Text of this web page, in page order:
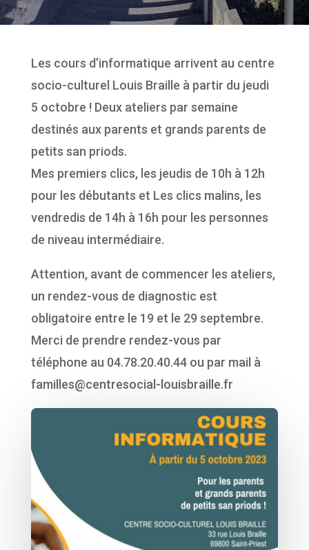
Les cours d’informatique arrivent au centre
socio-culturel Louis Braille à partir du jeudi
5 octobre ! Deux ateliers par semaine
destinés aux parents et grands parents de
petits san priods.
Mes premiers clics, les jeudis de 10h à 12h
pour les débutants et Les clics malins, les
vendredis de 14h à 16h pour les personnes
de niveau intermédiaire.
Attention, avant de commencer les ateliers,
un rendez-vous de diagnostic est
obligatoire entre le 19 et le 29 septembre.
Merci de prendre rendez-vous par
téléphone au 04.78.20.40.44 ou par mail à
familles@centresocial-louisbraille.fr